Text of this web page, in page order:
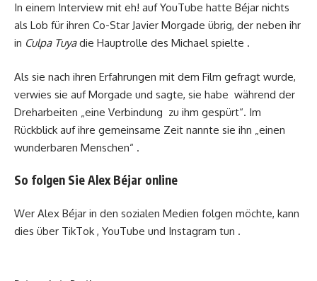
In einem Interview mit eh! auf YouTube hatte Béjar nichts
als Lob für ihren Co-Star Javier Morgade übrig, der neben ihr
in Culpa Tuyadie Hauptrolle des Michael spielte .
Als sie nach ihren Erfahrungen mit dem Film gefragt wurde,
verwies sie auf Morgade und sagte, sie habe während der
Dreharbeiten „eine Verbindung zu ihm gespürt“. Im
Rückblick auf ihre gemeinsame Zeit nannte sie ihn „einen
wunderbaren Menschen“ .
So folgen Sie Alex Béjar online
Wer Alex Béjar in den sozialen Medien folgen möchte, kann
dies über TikTok , YouTube und Instagram tun .